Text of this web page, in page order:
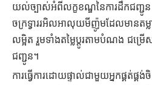
យល់ច្បាស់អំពីលក្ខខណ្ឌនៃការដឹកជញ្ជូន
ចក្រទ្វាររអិលអាលុយមីញ៉ូមដែលមានតម្
លម្អិត រួមទាំងតម្លៃប្ដូរតាមបំណង ជម្រ
ជញ្ជូន។
ការធ្វើការដោយផ្ទាល់ជាមួយអ្នកផ្គត់ផ្គ